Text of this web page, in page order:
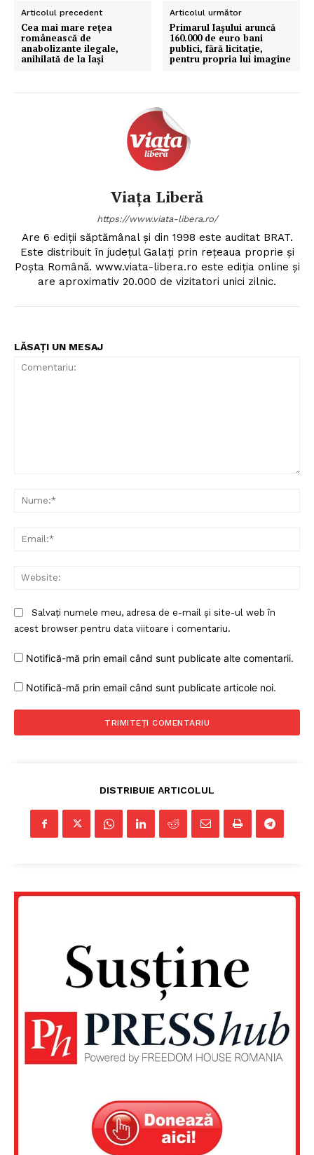
Articolul precedent
Cea mai mare reţea
românească de
anabolizante ilegale,
anihilată de la Iaşi
Articolul următor
Primarul Iașului aruncă
160.000 de euro bani
publici, fără licitație,
pentru propria lui imagine
Viața Liberă
https://www.viata-libera.ro/
Are 6 ediții săptămânal și din 1998 este auditat BRAT.
Este distribuit în județul Galați prin rețeaua proprie și
Poșta Română. www.viata-libera.ro este ediția online și
are aproximativ 20.000 de vizitatori unici zilnic.
LĂSAȚI UN MESAJ
Salvați numele meu, adresa de e-mail și site-ul web în
acest browser pentru data viitoare i comentariu.
Notifică-mă prin email când sunt publicate alte comentarii.
Notifică-mă prin email când sunt publicate articole noi.
DISTRIBUIE ARTICOLUL